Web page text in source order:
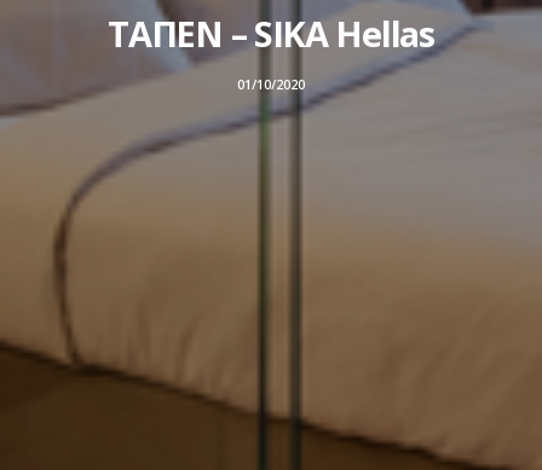
ΤΑΠΕΝ – SIKA Hellas
01/10/2020